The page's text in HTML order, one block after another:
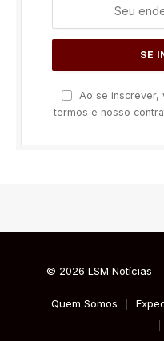
Ao se inscrever,
termos e nosso
© 2026 LSM Notícias -
Quem Somos